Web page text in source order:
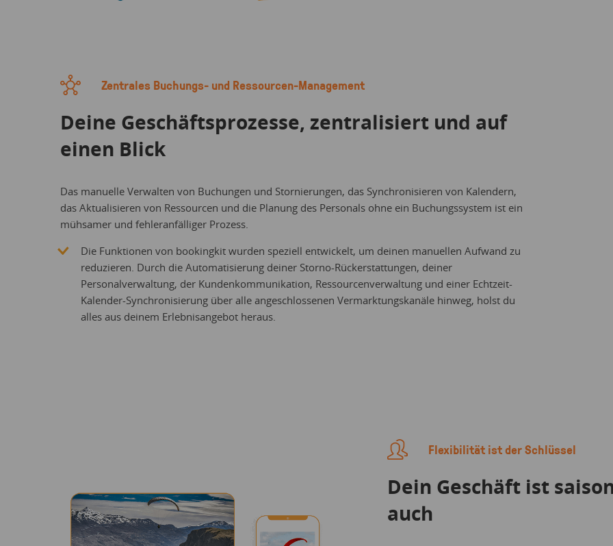
Zentrales Buchungs- und Ressourcen-Management
Deine Geschäftsprozesse, zentralisiert und auf
einen Blick
Das manuelle Verwalten von Buchungen und Stornierungen, das Synchronisieren von Kalendern,
das Aktualisieren von Ressourcen und die Planung des Personals ohne ein Buchungssystem ist ein
mühsamer und fehleranfälliger Prozess.
Die Funktionen von bookingkit wurden speziell entwickelt, um deinen manuellen Aufwand zu
reduzieren. Durch die Automatisierung deiner Storno-Rückerstattungen, deiner
Personalverwaltung, der Kundenkommunikation, Ressourcenverwaltung und einer Echtzeit-
Kalender-Synchronisierung über alle angeschlossenen Vermarktungskanäle hinweg, holst du
alles aus deinem Erlebnisangebot heraus.
Flexibilität ist der Schlüssel
Dein Geschäft ist
auch